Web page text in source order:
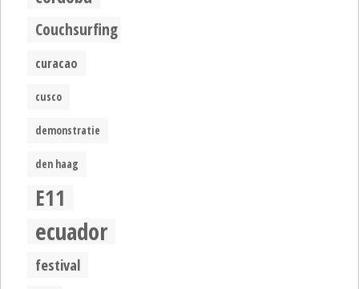
Couchsurfing
curacao
cusco
demonstratie
den haag
E11
ecuador
festival